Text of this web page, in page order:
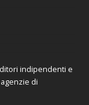
indipendenti e
di